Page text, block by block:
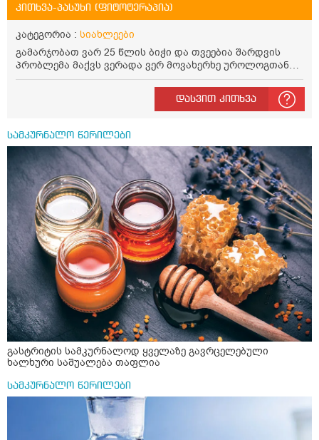
კითხვა-პასუხი (ფიტოტერაპია)
კატეგორია : სიახლეები
გამარჯობათ ვარ 25 წლის ბიჭი და თვეებია შარდვის
პრობლემა მაქვს ვერადა ვერ მოვახერხე უროლოგთან
მისვალ მოკლედ საქმე იმაშია რომ დაახლოლოებით 5
წუთში ზოგჯერ მეტი ადრეც ისევ მინდება შარდვა ხან
ცოტა გადმოდის ხან ბერვი შუადღისით დიდად არ
კონსულტაციაზე მოსვლა ხუთშაბათს ან პარასკევს
მეცლება სად ხართ ტერიტორიულად ქუთაისში და რა
ღირს თქვენთან კონსულტაცია და ხო ტელეფონის
ნომერი რომ დამიწეროთ თქვენი
დასვით კითხვა
სამკურნალო წერილები
გასტრიტის სამკურნალოდ ყველაზე გავრცელებული
ხალხური საშუალება თაფლია
სამკურნალო წერილები